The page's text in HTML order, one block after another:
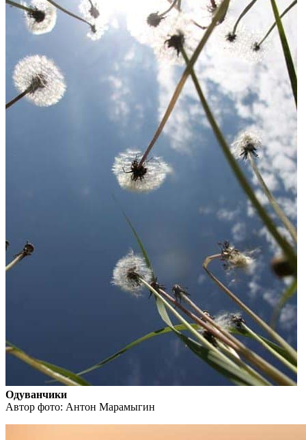
Одуванчики
Автор фото: Антон Марамыгин